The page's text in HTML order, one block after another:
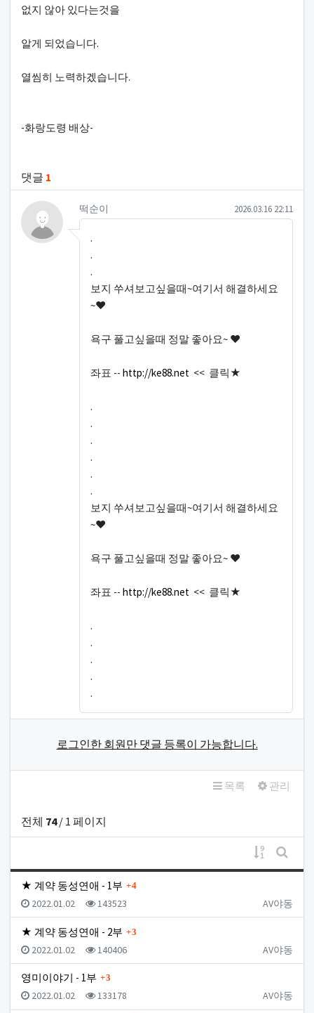
없지 않아 있다는것을
알게 되었습니다.
열씸히 노력하겠습니다.
-화랑도령 배상-
댓글 1
떡순이님의 댓글
떡순이 작성일
2026.03.16 22:11
.
.
.
보지 쑤셔보고싶을때~여기서 해결하세요
~♥
욕구 풀고싶을때 정말 좋아요~ ♥
좌표 -- http://ke88.net<< 클릭★
.
.
.
.
.
.
보지 쑤셔보고싶을때~여기서 해결하세요
~♥
욕구 풀고싶을때 정말 좋아요~ ♥
좌표 -- http://ke88.net<< 클릭★
.
.
.
.
.
로그인한 회원만 댓글 등록이 가능합니다.
목록 관리
전체 74/ 1 페이지
게시물 정
게시
★ 계약 동성연애 - 1부 댓글
4
등록자
AV야동
등록일
2022.01.02 조회
143523
★ 계약 동성연애 - 2부 댓글
3
등록자
AV야동
등록일
2022.01.02 조회
140406
영미이야기 - 1부 댓글
3
등록자
AV야동
등록일
2022.01.02 조회
133178